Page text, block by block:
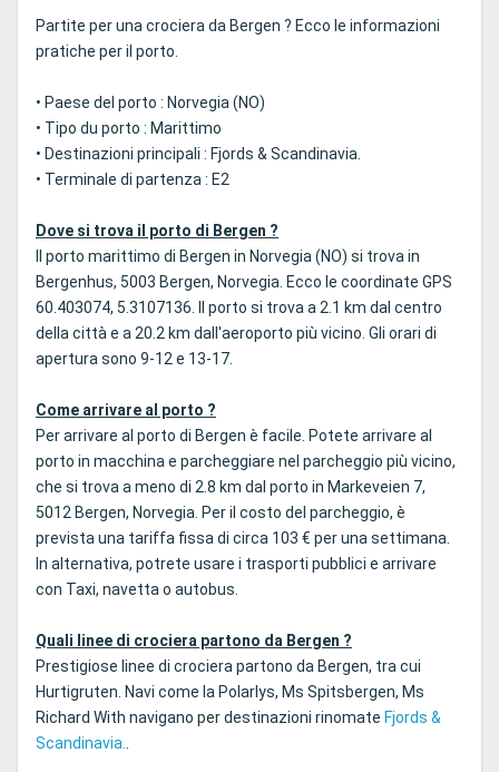
Partite per una crociera da Bergen ? Ecco le informazioni
pratiche per il porto.
• Paese del porto : Norvegia (NO)
• Tipo du porto : Marittimo
• Destinazioni principali : Fjords & Scandinavia.
• Terminale di partenza : E2
Dove si trova il porto di Bergen ?
Il porto marittimo di Bergen in Norvegia (NO) si trova in
Bergenhus, 5003 Bergen, Norvegia. Ecco le coordinate GPS
60.403074, 5.3107136. Il porto si trova a 2.1 km dal centro
della città e a 20.2 km dall'aeroporto più vicino. Gli orari di
apertura sono 9-12 e 13-17.
Come arrivare al porto ?
Per arrivare al porto di Bergen è facile. Potete arrivare al
porto in macchina e parcheggiare nel parcheggio più vicino,
che si trova a meno di 2.8 km dal porto in Markeveien 7,
5012 Bergen, Norvegia. Per il costo del parcheggio, è
prevista una tariffa fissa di circa 103 € per una settimana.
In alternativa, potrete usare i trasporti pubblici e arrivare
con Taxi, navetta o autobus.
Quali linee di crociera partono da Bergen ?
Prestigiose linee di crociera partono da Bergen, tra cui
Hurtigruten. Navi come la Polarlys, Ms Spitsbergen, Ms
Richard With navigano per destinazioni rinomate Fjords &
Scandinavia..